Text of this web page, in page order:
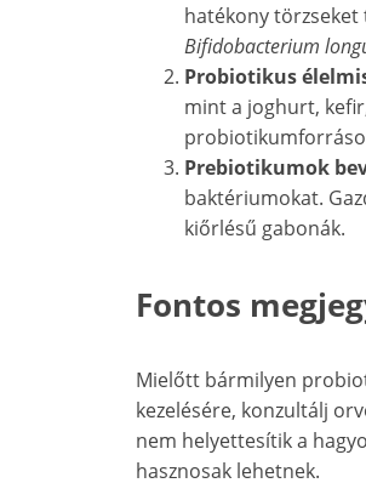
hatékony
Bifidobacterium
Probiotikus
mint a joghurt,
Prebiotikumok
baktériumokat.
kiőrlésű gabonák.
Fontos
Mielőtt bármilyen
kezelésére, konzultálj
nem helyettesítik a
hasznosak lehetnek.